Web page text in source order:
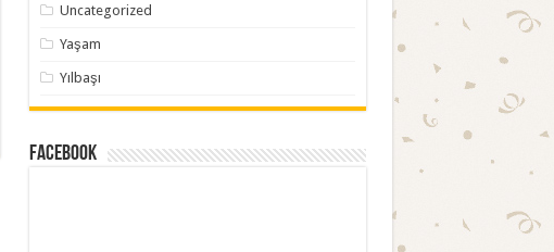
Uncategorized
Yaşam
Yılbaşı
Facebook